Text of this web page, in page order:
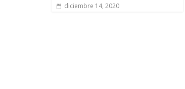
diciembre 14, 2020